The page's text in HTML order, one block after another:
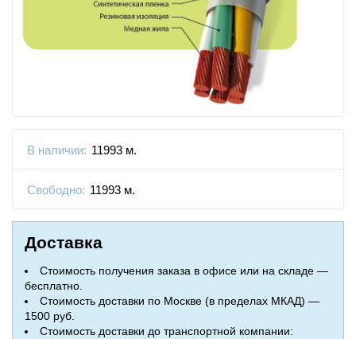
В наличии: 11993 м.
Свободно: 11993 м.
Доставка
Стоимость получения заказа в офисе или на складе —
бесплатно.
Стоимость доставки по Москве (в пределах МКАД) —
1500 руб.
Стоимость доставки до транспортной компании: